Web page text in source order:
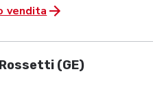
vendita
(GE)